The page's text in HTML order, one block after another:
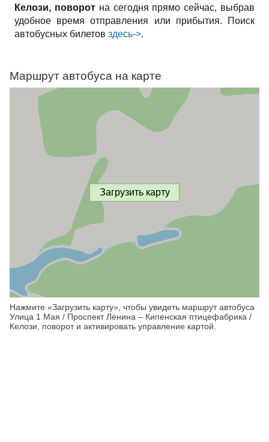
Келози, поворотна сегодня прямо сейчас, выбрав
удобное время отправления или прибытия. Поиск
автобусных билетов здесь->.
Маршрут автобуса на карте
Загрузить карту
Нажмите «Загрузить карту», чтобы увидеть маршрут автобуса
Улица 1 Мая / Проспект Ленина – Кипенская птицефабрика /
Келози, поворот и активировать управление картой.